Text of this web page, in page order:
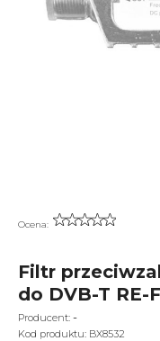
Ocena:
Filtr
do DVB-T RE-
Producent: -
Kod produktu: BX8532